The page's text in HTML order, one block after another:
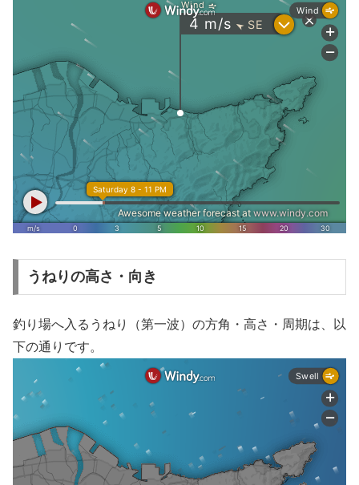
うねりの高さ・向き
釣り場へ入るうねり（第一波）の方角・高さ・周期は、以
下の通りです。